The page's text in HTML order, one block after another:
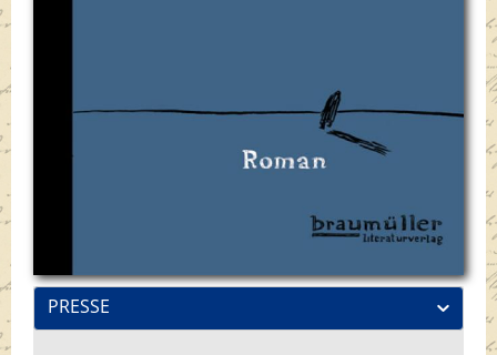
PRESSE